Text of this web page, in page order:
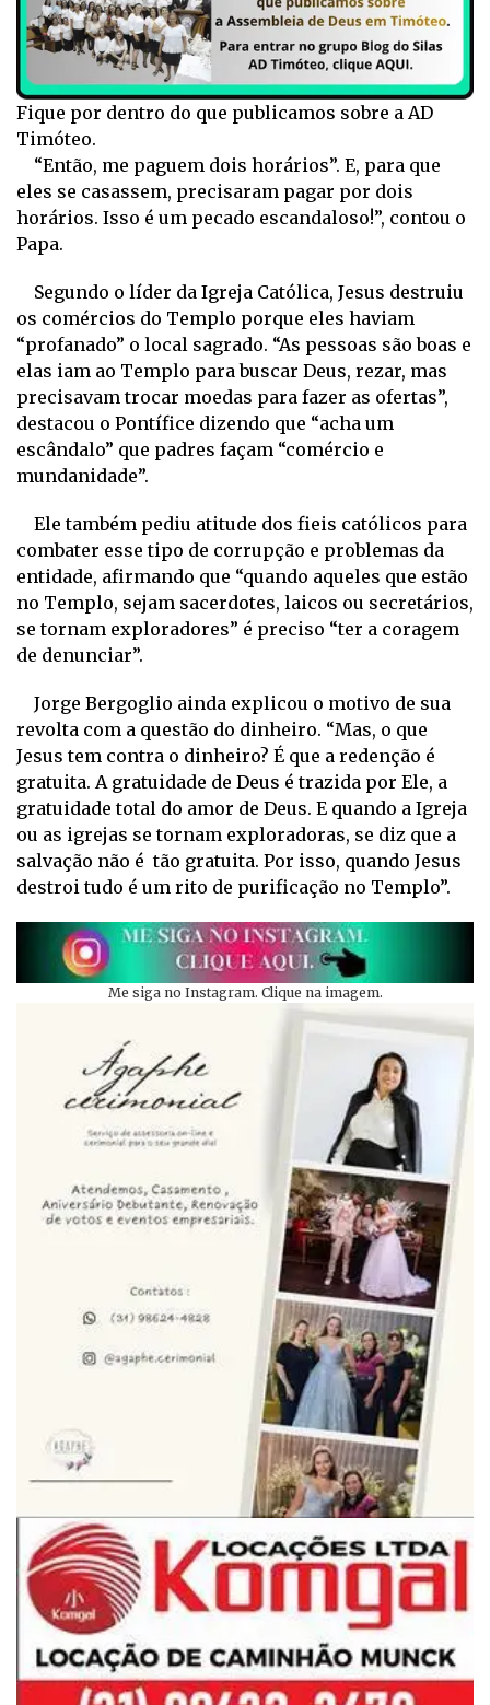
Fique por dentro do que publicamos sobre a AD
Timóteo.
“Então, me paguem dois horários”. E, para que
eles se casassem, precisaram pagar por dois
horários. Isso é um pecado escandaloso!”, contou o
Papa.
Segundo o líder da Igreja Católica, Jesus destruiu
os comércios do Templo porque eles haviam
“profanado” o local sagrado. “As pessoas são boas e
elas iam ao Templo para buscar Deus, rezar, mas
precisavam trocar moedas para fazer as ofertas”,
destacou o Pontífice dizendo que “acha um
escândalo” que padres façam “comércio e
mundanidade”.
Ele também pediu atitude dos fieis católicos para
combater esse tipo de corrupção e problemas da
entidade, afirmando que “quando aqueles que estão
no Templo, sejam sacerdotes, laicos ou secretários,
se tornam exploradores” é preciso “ter a coragem
de denunciar”.
Jorge Bergoglio ainda explicou o motivo de sua
revolta com a questão do dinheiro. “Mas, o que
Jesus tem contra o dinheiro? É que a redenção é
gratuita. A gratuidade de Deus é trazida por Ele, a
gratuidade total do amor de Deus. E quando a Igreja
ou as igrejas se tornam exploradoras, se diz que a
salvação não é tão gratuita. Por isso, quando Jesus
destroi tudo é um rito de purificação no Templo”.
Me siga no Instagram. Clique na imagem.